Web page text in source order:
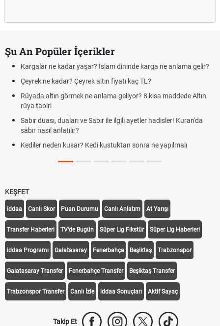
Şu An Popüler İçerikler
Kargalar ne kadar yaşar? İslam dininde karga ne anlama gelir?
Çeyrek ne kadar? Çeyrek altın fiyatı kaç TL?
Rüyada altın görmek ne anlama geliyor? 8 kısa maddede Altın
rüya tabiri
Sabır duası, duaları ve Sabır ile ilgili ayetler hadisler! Kuran'da
sabır nasıl anlatılır?
Kediler neden kusar? Kedi kustuktan sonra ne yapılmalı
KEŞFET
iddaa Canlı Skor Puan Durumu Canlı Anlatım At Yarışı
Transfer Haberleri TV'de Bugün Süper Lig Fikstür Süper Lig Haberleri
iddaa Programı Galatasaray Fenerbahçe Beşiktaş Trabzonspor
Galatasaray Transfer Fenerbahçe Transfer Beşiktaş Transfer
Trabzonspor Transfer Canlı İzle iddaa Sonuçları Aktif Sayaç
Takip Et